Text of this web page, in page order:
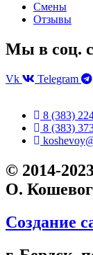
Смены
Отзывы
Мы в соц.
Vk Telegram
8 (383)
8 (383)
© 2014-
О.
Создание